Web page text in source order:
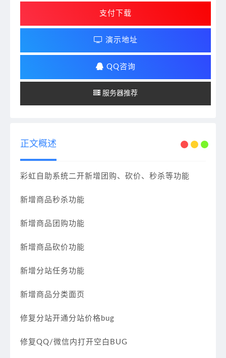
支付下载
演示地址
QQ咨询
服务器推荐
正文概述
彩虹自助系统二开新增团购、砍价、秒杀等功能
新增商品秒杀功能
新增商品团购功能
新增商品砍价功能
新增分站任务功能
新增商品分类面页
修复分站开通分站价格bug
修复QQ/微信内打开空白BUG